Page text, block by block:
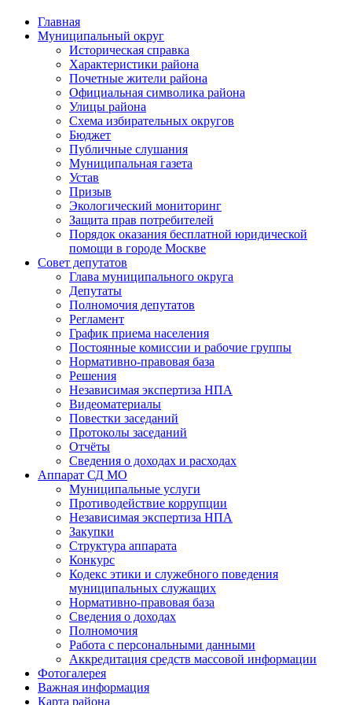
Главная
Муниципальный округ
Историческая справка
Характеристики района
Почетные жители района
Официальная символика района
Улицы района
Схема избирательных округов
Бюджет
Публичные слушания
Муниципальная газета
Устав
Призыв
Экологический мониторинг
Защита прав потребителей
Порядок оказания бесплатной юридической
помощи в городе Москве
Совет депутатов
Глава муниципального округа
Депутаты
Полномочия депутатов
Регламент
График приема населения
Постоянные комиссии и рабочие группы
Нормативно-правовая база
Решения
Независимая экспертиза НПА
Видеоматериалы
Повестки заседаний
Протоколы заседаний
Отчёты
Сведения о доходах и расходах
Аппарат СД МО
Муниципальные услуги
Противодействие коррупции
Независимая экспертиза НПА
Закупки
Структура аппарата
Конкурс
Кодекс этики и служебного поведения
муниципальных служащих
Нормативно-правовая база
Сведения о доходах
Полномочия
Работа с персональными данными
Аккредитация средств массовой информации
Фотогалерея
Важная информация
Карта района